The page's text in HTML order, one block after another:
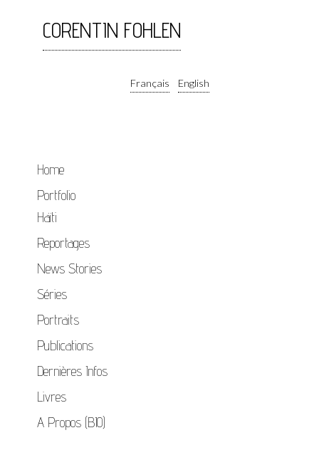
CORENTIN FOHLEN
Français English
Home
Portfolio
Haïti
Reportages
News Stories
Séries
Portraits
Publications
Dernières Infos
Livres
A Propos (BIO)